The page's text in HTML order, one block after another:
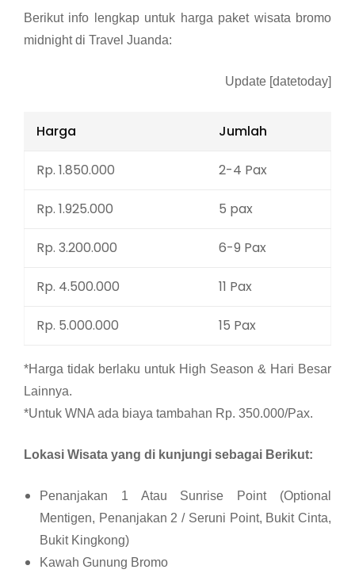
Berikut info lengkap untuk harga paket wisata bromo
midnight di Travel Juanda:
Update [datetoday]
Harga Jumlah
Rp. 1.850.000 2-4 Pax
Rp. 1.925.000 5 pax
Rp. 3.200.000 6-9 Pax
Rp. 4.500.000 11 Pax
Rp. 5.000.000 15 Pax
*Harga tidak berlaku untuk High Season & Hari Besar
Lainnya.
*Untuk WNA ada biaya tambahan Rp. 350.000/Pax.
Lokasi Wisata yang di kunjungi sebagai Berikut:
Penanjakan 1 Atau Sunrise Point (Optional
Mentigen, Penanjakan 2 / Seruni Point, Bukit Cinta,
Bukit Kingkong)
Kawah Gunung Bromo